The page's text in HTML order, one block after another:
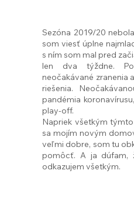
Sezóna 2019/20
som viesť úplne
s ním som mal pred
len dva týždne.
neočakávané zranenia
riešenia.
pandémia
play-off.
Napriek všetkým
sa mojím novým
veľmi dobre, som tu
pomôcť. A ja dúfam,
odkazujem všetkým.